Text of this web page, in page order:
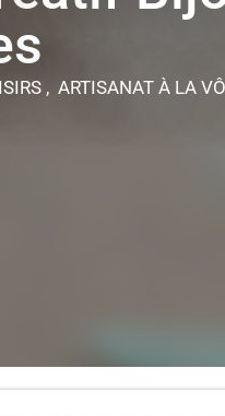
, ARTISANAT À LA